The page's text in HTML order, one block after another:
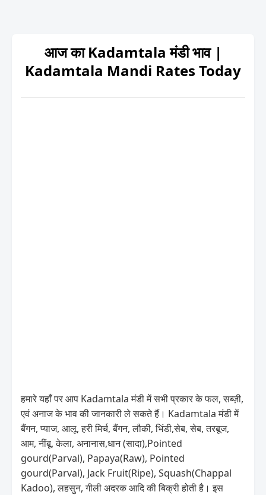
आज का Kadamtala मंडी भाव |
Kadamtala Mandi Rates Today
हमारे यहाँ पर आप Kadamtala मंडी में सभी प्रकार के फल, सब्ज़ी,
एवं अनाज के भाव की जानकारी ले सकते हैं। Kadamtala मंडी में
बैंगन, प्याज, आलू, हरी मिर्च, बैंगन, लौकी, भिंडी,सेब, सेब, तरबूज,
आम, नींबू, केला, अनानास,धान (सादा),Pointed
gourd(Parval), Papaya(Raw), Pointed
gourd(Parval), Jack Fruit(Ripe), Squash(Chappal
Kadoo), लहसुन, गीली अदरक आदि की बिक्री होती है। इस